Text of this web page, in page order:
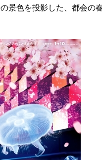
景色を投影した、都会の